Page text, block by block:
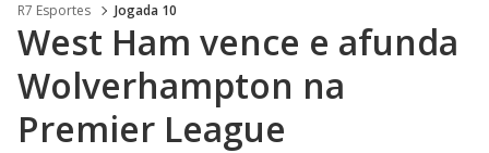
R7 Esportes Jogada 10
West Ham vence e afunda
Wolverhampton na
Premier League